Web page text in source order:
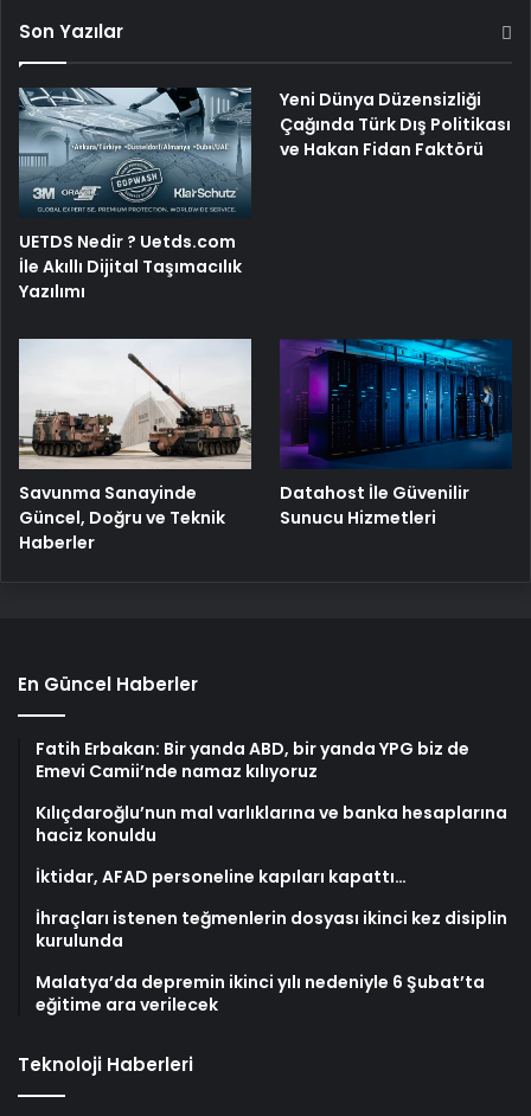
Son Yazılar
UETDS Nedir ? Uetds.com
İle Akıllı Dijital Taşımacılık
Yazılımı
Yeni Dünya Düzensizliği
Çağında Türk Dış Politikası
ve Hakan Fidan Faktörü
Savunma Sanayinde
Güncel, Doğru ve Teknik
Haberler
Datahost İle Güvenilir
Sunucu Hizmetleri
En Güncel Haberler
Fatih Erbakan: Bir yanda ABD, bir yanda YPG biz de
Emevi Camii’nde namaz kılıyoruz
Kılıçdaroğlu’nun mal varlıklarına ve banka hesaplarına
haciz konuldu
İktidar, AFAD personeline kapıları kapattı…
İhraçları istenen teğmenlerin dosyası ikinci kez disiplin
kurulunda
Malatya’da depremin ikinci yılı nedeniyle 6 Şubat’ta
eğitime ara verilecek
Teknoloji Haberleri